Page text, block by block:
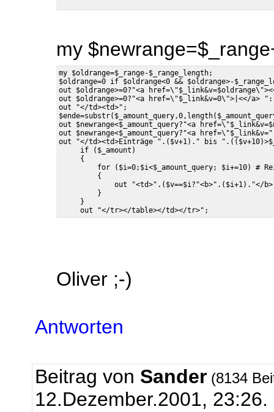
my
my $oldrange=$_range-$_range_length;
$oldrange=0 if $oldrange<0 && $oldrange>-
out $oldrange>=0?"<a
out $oldrange>=0?"<a href=\"$_link&v=0\">|<</a>
out "</td><td>";
out $newrange<$_amount_query?"<a
out $newrange<$_amount_query?"<a
out "</td><td>Einträge ".($v+1)." bis
if ($_amount)
{
for ($i=0;$i<$_amount_query; $i+=10) #
{
out "<td>".($v==$i?"<b>".($i+1)."</b>":"<a
}
}
Oliver ;-)
Antworten
Beitrag von Sander (8134
12.Dezember.2001, 23:26.